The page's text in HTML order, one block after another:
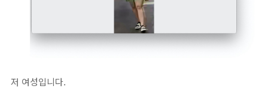
저 여성입니다.